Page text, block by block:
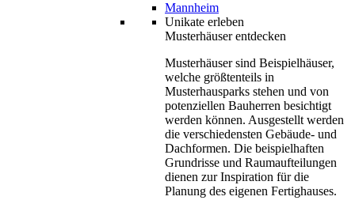
Mannheim
Unikate erleben
Musterhäuser entdecken
Musterhäuser sind Beispielhäuser,
welche größtenteils in
Musterhausparks stehen und von
potenziellen Bauherren besichtigt
werden können. Ausgestellt werden
die verschiedensten Gebäude- und
Dachformen. Die beispielhaften
Grundrisse und Raumaufteilungen
dienen zur Inspiration für die
Planung des eigenen Fertighauses.